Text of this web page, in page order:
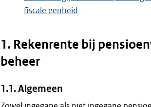
fiscale eenheid
1. Rekenrente bij
beheer
1.1. Algemeen